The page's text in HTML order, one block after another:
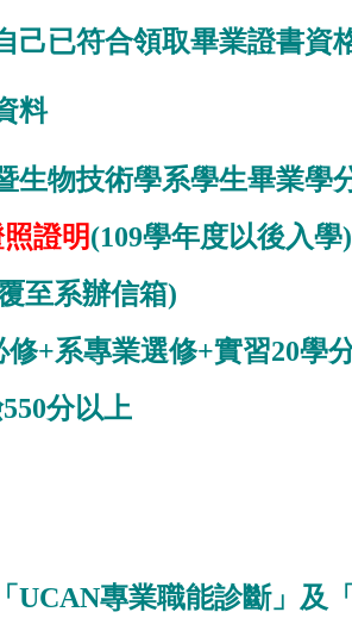
己已符合領取畢業證書資
料
生物技術學系學生畢業學
證明(109學年度以後入學)
至系辦信箱)
+系專業選修+實習20學
分以上
UCAN專業職能診斷」及「